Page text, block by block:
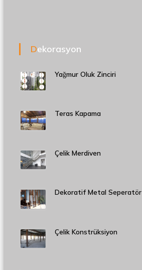
Dekorasyon
Yağmur Oluk Zinciri
Teras Kapama
Çelik Merdiven
Dekoratif Metal Seperatör
Çelik Konstrüksiyon